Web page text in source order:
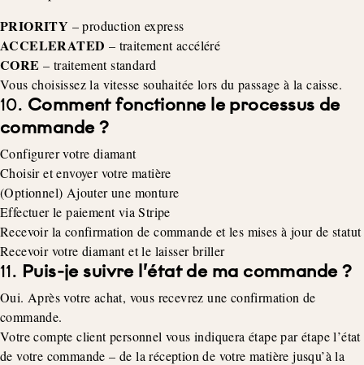
PRIORITY – production express
ACCELERATED – traitement accéléré
CORE – traitement standard
Vous choisissez la vitesse souhaitée lors du passage à la caisse.
10. Comment fonctionne le processus de
commande ?
Configurer votre diamant
Choisir et envoyer votre matière
(Optionnel) Ajouter une monture
Effectuer le paiement via Stripe
Recevoir la confirmation de commande et les mises à jour de statut
Recevoir votre diamant et le laisser briller
11. Puis-je suivre l’état de ma commande ?
Oui. Après votre achat, vous recevrez une confirmation de
commande.
Votre compte client personnel vous indiquera étape par étape l’état
de votre commande – de la réception de votre matière jusqu’à la